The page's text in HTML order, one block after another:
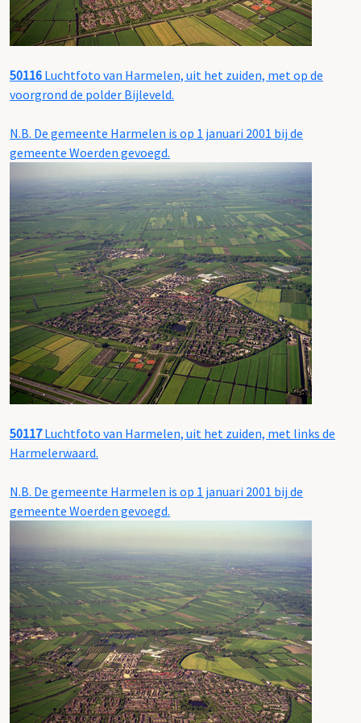
50116 Luchtfoto van Harmelen, uit het zuiden, met op de
voorgrond de polder Bijleveld.
N.B. De gemeente Harmelen is op 1 januari 2001 bij de
gemeente Woerden gevoegd.
50117Luchtfoto van Harmelen, uit het zuiden, met links de
Harmelerwaard.
N.B. De gemeente Harmelen is op 1 januari 2001 bij de
gemeente Woerden gevoegd.